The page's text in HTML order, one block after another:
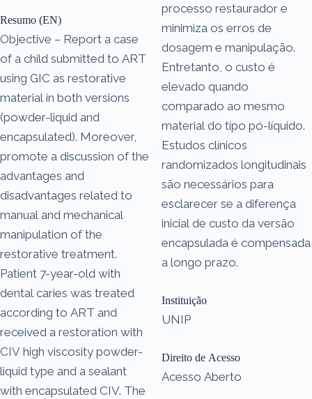
Resumo (EN)
Objective – Report a case
of a child submitted to ART
using GIC as restorative
material in both versions
(powder-liquid and
encapsulated). Moreover,
promote a discussion of the
advantages and
disadvantages related to
manual and mechanical
manipulation of the
restorative treatment.
Patient 7-year-old with
dental caries was treated
according to ART and
received a restoration with
CIV high viscosity powder-
liquid type and a sealant
with encapsulated CIV. The
processo restaurador e
minimiza os erros de
dosagem e manipulação.
Entretanto, o custo é
elevado quando
comparado ao mesmo
material do tipo pó-líquido.
Estudos clínicos
randomizados longitudinais
são necessários para
esclarecer se a diferença
inicial de custo da versão
encapsulada é compensada
a longo prazo.
Instituição
UNIP
Direito de Acesso
Acesso Aberto